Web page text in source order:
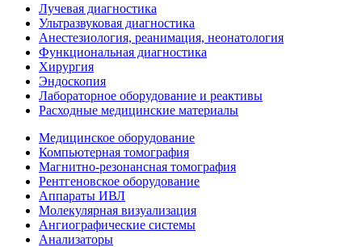
Лучевая диагностика
Ультразвуковая диагностика
Анестезиология, реанимация, неонатология
Функциональная диагностика
Хирургия
Эндоскопия
Лабораторное оборудование и реактивы
Расходные медицинские материалы
Медицинское оборудование
Компьютерная томография
Магнитно-резонансная томография
Рентгеновское оборудование
Аппараты ИВЛ
Молекулярная визуализация
Ангиографические системы
Анализаторы